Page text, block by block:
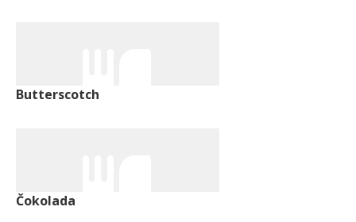
Butterscotch
Čokolada